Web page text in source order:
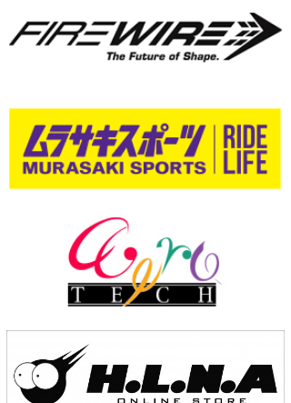
wanda
予報士 hiro.
Mr.K
chappy